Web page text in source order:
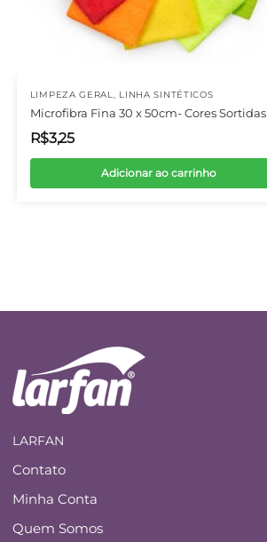
LIMPEZA GERAL, LINHA SINTÉTICOS
Microfibra Fina 30 x 50cm- Cores Sortidas
R$3,25
Adicionar ao carrinho
LARFAN
Contato
Minha Conta
Quem Somos